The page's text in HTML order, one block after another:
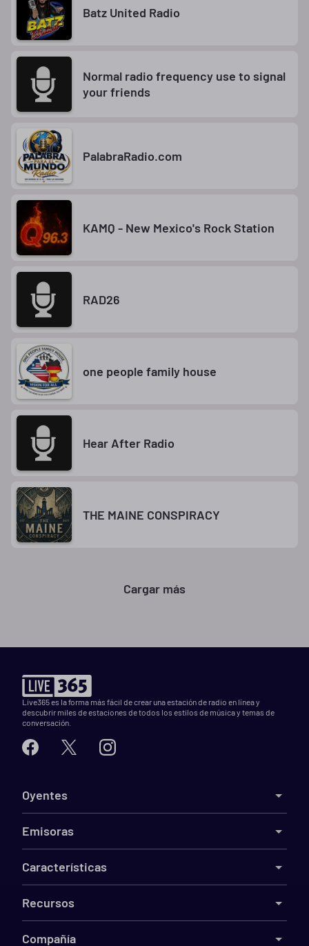
Batz United Radio
Normal radio frequency use to signal
your friends
PalabraRadio.com
KAMQ - New Mexico's Rock Station
RAD26
one people family house
Hear After Radio
THE MAINE CONSPIRACY
Cargar más
Live365 es la forma más fácil de crear una estación de radio en línea y
descubrir miles de estaciones de todos los estilos de música y temas de
conversación.
Oyentes
Emisoras
Características
Recursos
Compañía